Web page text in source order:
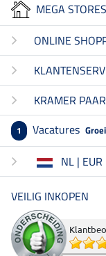
MEGA STORES
ONLINE
KRAMER
1 Vacatures
NL | EUR
VEILIG INKOPEN